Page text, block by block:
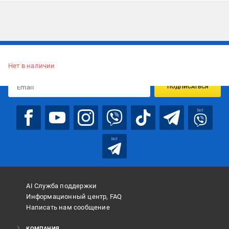
Нет в наличии
ПОДПИСАТЬСЯ
bot
bot
AI Служба поддержки
Информационный центр, FAQ
Написать нам сообщение